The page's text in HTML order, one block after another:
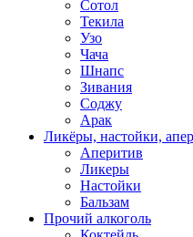
Сотол
Текила
Узо
Чача
Шнапс
Зивания
Соджу
Арак
Ликёры, настойки,
Аперитив
Ликеры
Настойки
Бальзам
Прочий алкоголь